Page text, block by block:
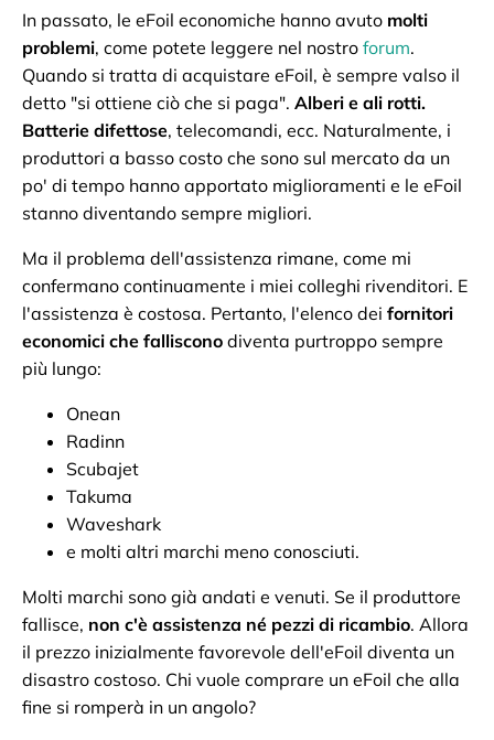
In passato, le eFoil economiche hanno avuto molti
problemi, come potete leggere nel nostro forum.
Quando si tratta di acquistare eFoil, è sempre valso il
detto "si ottiene ciò che si paga". Alberi e ali rotti.
Batterie difettose, telecomandi, ecc. Naturalmente, i
produttori a basso costo che sono sul mercato da un
po' di tempo hanno apportato miglioramenti e le eFoil
stanno diventando sempre migliori.
Ma il problema dell'assistenza rimane, come mi
confermano continuamente i miei colleghi rivenditori. E
l'assistenza è costosa. Pertanto, l'elenco dei fornitori
economici che falliscono diventa purtroppo sempre
più lungo:
Onean
Radinn
Scubajet
Takuma
Waveshark
e molti altri marchi meno conosciuti.
Molti marchi sono già andati e venuti. Se il produttore
fallisce, non c'è assistenza né pezzi di ricambio. Allora
il prezzo inizialmente favorevole dell'eFoil diventa un
disastro costoso. Chi vuole comprare un eFoil che alla
fine si romperà in un angolo?